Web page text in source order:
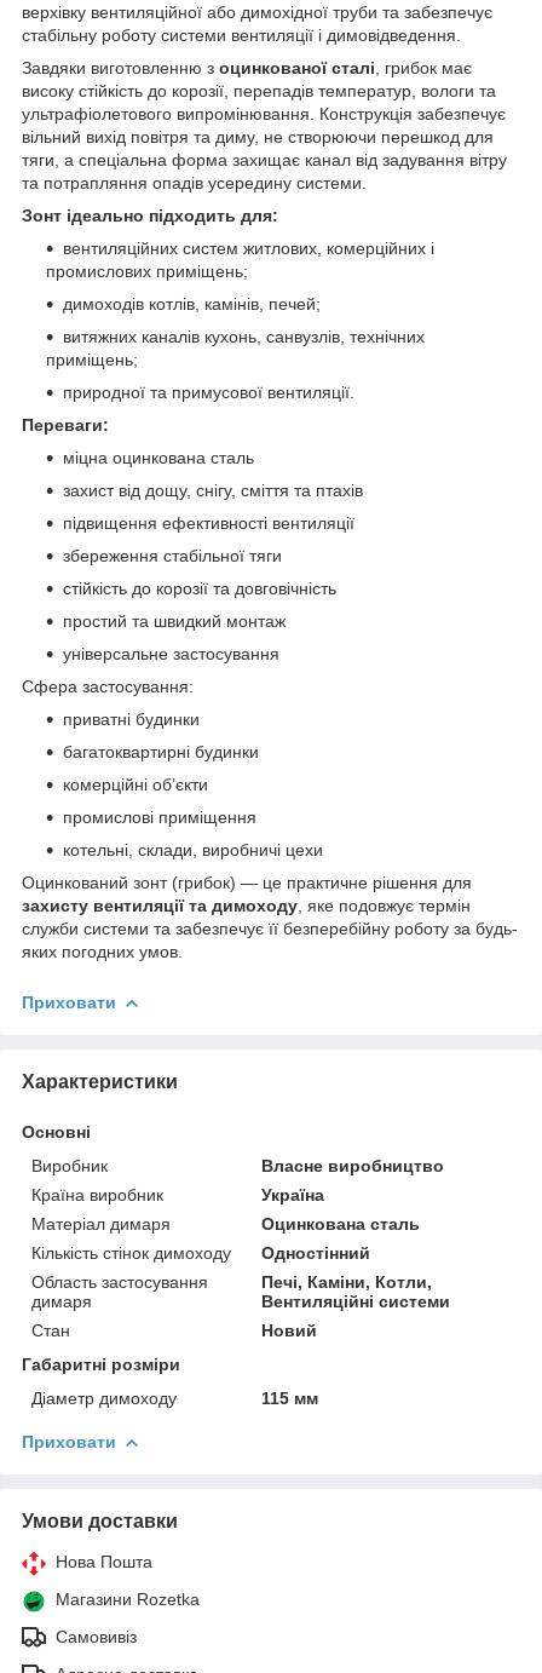
верхівку вентиляційної або димохідної труби та забезпечує
стабільну роботу системи вентиляції і димовідведення.
Завдяки виготовленню з оцинкованої сталі , грибок має
високу стійкість до корозії, перепадів температур, вологи та
ультрафіолетового випромінювання. Конструкція забезпечує
вільний вихід повітря та диму, не створюючи перешкод для
тяги, а спеціальна форма захищає канал від задування вітру
та потрапляння опадів усередину системи.
Зонт ідеально підходить для:
вентиляційних систем житлових, комерційних і
промислових приміщень;
димоходів котлів, камінів, печей;
витяжних каналів кухонь, санвузлів, технічних
приміщень;
природної та примусової вентиляції.
Переваги:
міцна оцинкована сталь
захист від дощу, снігу, сміття та птахів
підвищення ефективності вентиляції
збереження стабільної тяги
стійкість до корозії та довговічність
простий та швидкий монтаж
універсальне застосування
Сфера застосування:
приватні будинки
багатоквартирні будинки
комерційні об’єкти
промислові приміщення
котельні, склади, виробничі цехи
Оцинкований зонт (грибок) — це практичне рішення для
захисту вентиляції та димоходу , яке подовжує термін
служби системи та забезпечує її безперебійну роботу за будь-
яких погодних умов.
Приховати
Характеристики
Основні
Виробник
Власне виробництво
Країна виробник
Україна
Матеріал димаря
Оцинкована сталь
Кількість стінок димоходу
Одностінний
Область застосування
димаря
Печі, Каміни, Котли,
Вентиляційні системи
Стан
Новий
Габаритні розміри
Діаметр димоходу
115 мм
Приховати
Умови доставки
Нова Пошта
Магазини Rozetka
Самовивіз